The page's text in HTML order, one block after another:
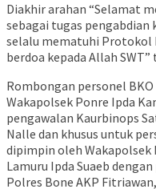
Diakhir arahan “Selamat
sebagai tugas pengabdian
selalu mematuhi Protokol
berdoa kepada Allah
Rombongan personel
Wakapolsek Ponre Ipda
pengawalan Kaurbinops
Nalle dan khusus untuk
dipimpin oleh Wakapolsek
Lamuru Ipda Suaeb
Polres Bone AKP